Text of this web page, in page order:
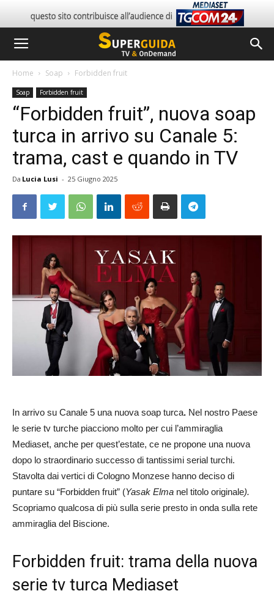
Home Soap Forbidden fruit
Soap Forbidden fruit
“Forbidden fruit”, nuova soap
turca in arrivo su Canale 5:
trama, cast e quando in TV
Da Lucia Lusi - 25 Giugno 2025
In arrivo su Canale 5 una nuova soap turca. Nel nostro Paese
le serie tv turche piacciono molto per cui l’ammiraglia
Mediaset, anche per quest’estate, ce ne propone una nuova
dopo lo straordinario successo di tantissimi serial turchi.
Stavolta dai vertici di Cologno Monzese hanno deciso di
puntare su “Forbidden fruit” (Yasak Elma nel titolo originale).
Scopriamo qualcosa di più sulla serie presto in onda sulla rete
ammiraglia del Biscione.
Forbidden fruit: trama della nuova
serie tv turca Mediaset